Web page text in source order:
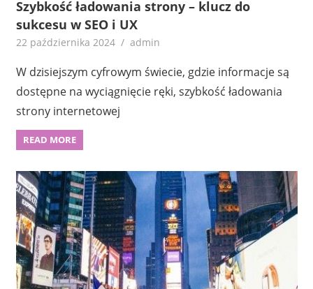
Szybkość ładowania strony – klucz do
sukcesu w SEO i UX
22 października 2024 admin
W dzisiejszym cyfrowym świecie, gdzie informacje są
dostępne na wyciągnięcie ręki, szybkość ładowania
strony internetowej
READ MORE